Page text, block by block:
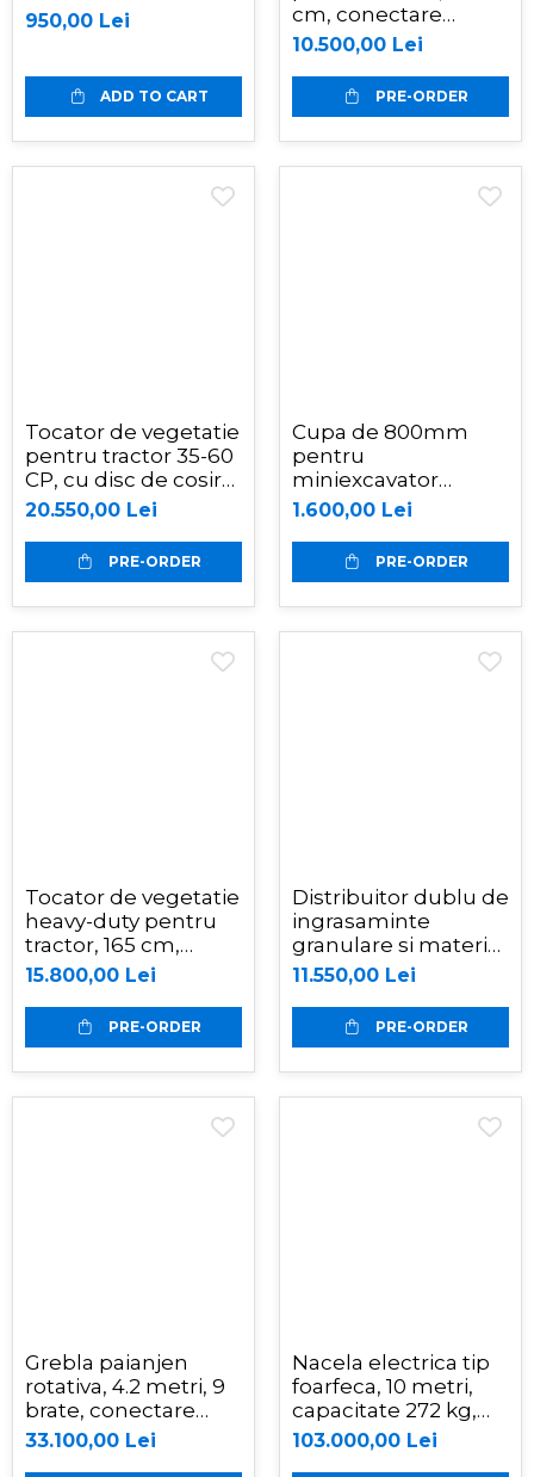
950,00 Lei
ADD TO CART
cm, conectare
cardan tractor,
MKD165 Graecus
10.500,00 Lei
PRE-ORDER
Tocator de vegetatie
pentru tractor 35-60
CP, cu disc de cosire
lateral cu palpator,
155 cm, conectare
cardan tractor ,
Graecus ATK155-H
20.550,00 Lei
PRE-ORDER
Cupa de 800mm
pentru
miniexcavator
EB10/EB12
1.600,00 Lei
PRE-ORDER
Tocator de vegetatie
heavy-duty pentru
tractor, 165 cm,
conectare cardan
tractor, BK165
15.800,00 Lei
PRE-ORDER
Distribuitor dublu de
ingrasaminte
granulare si material
antiderapant, sistem
hidraulic, 1500 litri,
cardan tractor,
2L1500H
11.550,00 Lei
PRE-ORDER
Grebla paianjen
rotativa, 4.2 metri, 9
brate, conectare
cardan tractor,
Zeppelin 042Z
33.100,00 Lei
Nacela electrica tip
foarfeca, 10 metri,
capacitate 272 kg,
Magni ES1008AC+
103.000,00 Lei